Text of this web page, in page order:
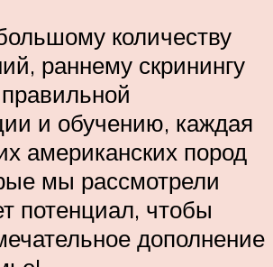
количеству
раннему скринингу
и обучению, каждая
американских пород
мы рассмотрели
потенциал, чтобы
дополнение